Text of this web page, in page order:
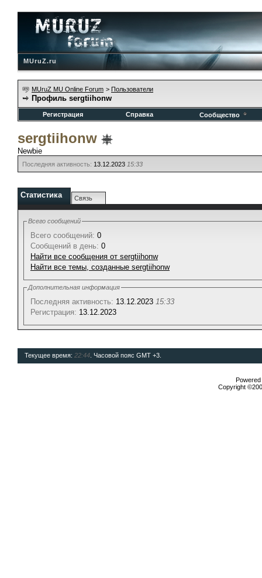
MUruZ.ru
MUruZ MU Online Forum > Пользователи
Профиль sergtiihonw
Регистрация Справка Сообщество
sergtiihonw
Newbie
Последняя активность: 13.12.2023 15:33
Статистика Связь
Всего сообщений
Всего сообщений: 0
Сообщений в день: 0
Найти все сообщения от sergtiihonw
Найти все темы, созданные sergtiihonw
Дополнительная информация
Последняя активность: 13.12.2023 15:33
Регистрация: 13.12.2023
Текущее время: 22:44 . Часовой пояс GMT +3.
Copyright